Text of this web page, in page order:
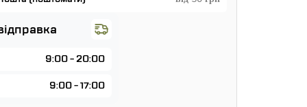
9:00 - 20:00
9:00 - 17:00